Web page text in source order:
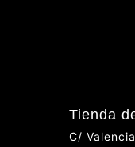
Tienda
C/